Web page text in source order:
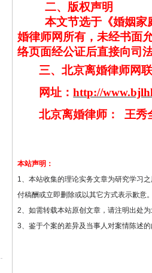
二、版权声明
本文节选于《婚姻家
婚律师网所有，未经书面
络页面经公证后直接向司
三、北京离婚律师网
网址：http://
北京离婚律师：
王秀
本站声明：
1、本站收集的理论实务文章为研究学习
付稿酬或立即删除或以其它方式表示歉意。
2、如需转载本站原创文章，请注明出处为
3、鉴于个案的差异及当事人对案情陈述